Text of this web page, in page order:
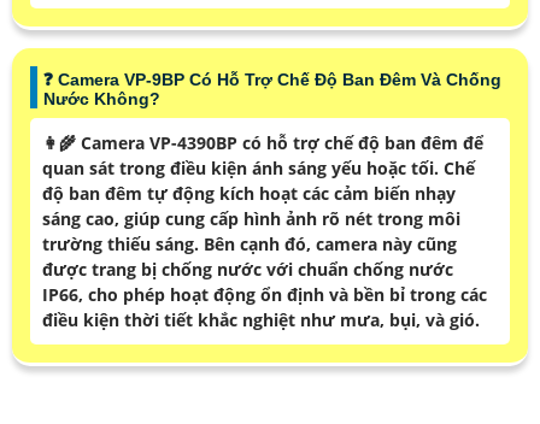
❓ Camera VP-9BP Có Hỗ Trợ Chế Độ Ban Đêm Và Chống
Nước Không?
👩‍🌾 Camera VP-4390BP có hỗ trợ chế độ ban đêm để
quan sát trong điều kiện ánh sáng yếu hoặc tối. Chế
độ ban đêm tự động kích hoạt các cảm biến nhạy
sáng cao, giúp cung cấp hình ảnh rõ nét trong môi
trường thiếu sáng. Bên cạnh đó, camera này cũng
được trang bị chống nước với chuẩn chống nước
IP66, cho phép hoạt động ổn định và bền bỉ trong các
điều kiện thời tiết khắc nghiệt như mưa, bụi, và gió.